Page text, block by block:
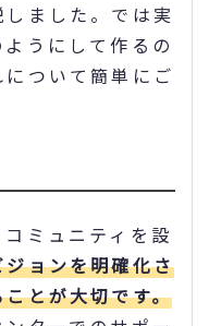
ました。では実
うにして作るの
ついて簡単にご
ミュニティを設
ジョンを明確化さ
とが大切です。